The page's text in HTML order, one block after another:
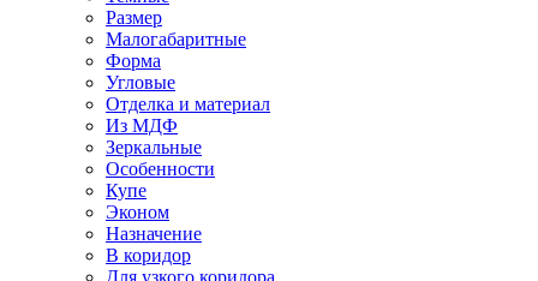
Размер
Малогабаритные
Форма
Угловые
Отделка и материал
Из МДФ
Зеркальные
Особенности
Купе
Эконом
Назначение
В коридор
Для узкого коридора